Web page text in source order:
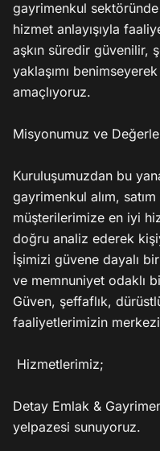
gayrimenkul
hizmet anlayışıyla
aşkın süredir güvenilir,
yaklaşımı
amaçlıyoruz.
Misyonumuz ve
Kuruluşumuzdan bu
gayrimenkul alım,
müşterilerimize en iyi
doğru analiz ederek
İşimizi güvene dayalı
ve memnuniyet odaklı
Güven, şeffaflık,
faaliyetlerimizin
Detay Emlak &
yelpazesi sunuyoruz.